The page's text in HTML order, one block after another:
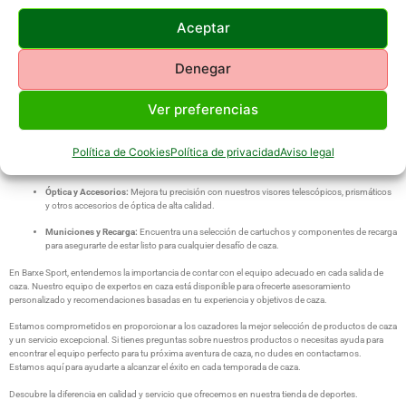
Aceptar
Denegar
Ver preferencias
Política de CookiesPolítica de privacidadAviso legal
selección de equipamiento de caza de alta calidad para satisfacer las necesidades de los cazadores
más exigentes. Desde escopetas y rifles hasta ropa y accesorios, estamos comprometidos en
Nuestra oferta de equipamiento de caza incluye:
Descubre nuestra variedad de escopetas y rifles de caza de las mejores
Ropa de Caza:Mantente cómodo y protegido con nuestra línea de ropa de caza, que
Óptica y Accesorios: Mejora tu precisión con nuestros visores telescópicos, prismáticos
y otros accesorios de óptica de alta calidad.
Municiones y Recarga: Encuentra una selección de cartuchos y componentes de recarga
para asegurarte de estar listo para cualquier desafío de caza.
En Barxe Sport, entendemos la importancia de contar con el equipo adecuado en cada salida de
caza. Nuestro equipo de expertos en caza está disponible para ofrecerte asesoramiento
personalizado y recomendaciones basadas en tu experiencia y objetivos de caza.
Estamos comprometidos en proporcionar a los cazadores la mejor selección de productos de caza
y un servicio excepcional. Si tienes preguntas sobre nuestros productos o necesitas ayuda para
encontrar el equipo perfecto para tu próxima aventura de caza, no dudes en contactarnos.
Estamos aquí para ayudarte a alcanzar el éxito en cada temporada de caza.
Descubre la diferencia en calidad y servicio que ofrecemos en nuestra tienda de deportes.